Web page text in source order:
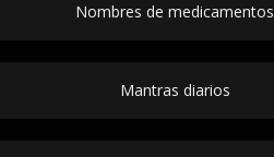
Nombres de medicamentos
Mantras diarios